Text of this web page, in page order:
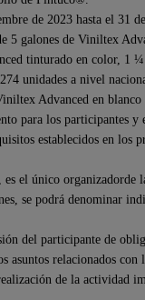
de 2023 hasta el 31
5 galones de Viniltex
tinturado en color,
unidades a nivel
Advanced en
para los participantes y
establecidos en los
el único organizadorde
se podrá denominar
del participante de
asuntos relacionados
de la actividad